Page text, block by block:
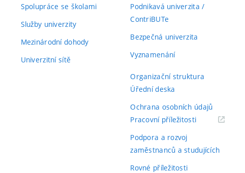
Spolupráce se školami
Služby univerzity
Mezinárodní dohody
Univerzitní sítě
Podnikavá univerzita /
ContriBUTe
Bezpečná univerzita
Vyznamenání
Organizační struktura
Úřední deska
Ochrana osobních údajů
Pracovní příležitosti(externí
Podpora a rozvoj
zaměstnanců a studujících
Rovné příležitosti